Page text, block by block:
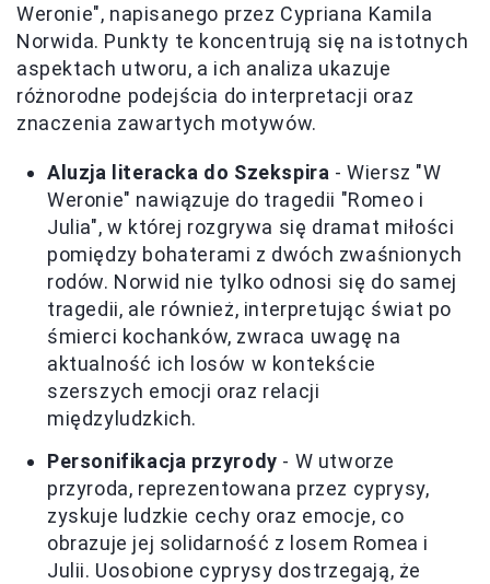
Weronie", napisanego przez Cypriana Kamila
Norwida. Punkty te koncentrują się na istotnych
aspektach utworu, a ich analiza ukazuje
różnorodne podejścia do interpretacji oraz
znaczenia zawartych motywów.
Aluzja literacka do Szekspira - Wiersz "W
Weronie" nawiązuje do tragedii "Romeo i
Julia", w której rozgrywa się dramat miłości
pomiędzy bohaterami z dwóch zwaśnionych
rodów. Norwid nie tylko odnosi się do samej
tragedii, ale również, interpretując świat po
śmierci kochanków, zwraca uwagę na
aktualność ich losów w kontekście
szerszych emocji oraz relacji
międzyludzkich.
Personifikacja przyrody - W utworze
przyroda, reprezentowana przez cyprysy,
zyskuje ludzkie cechy oraz emocje, co
obrazuje jej solidarność z losem Romea i
Julii. Uosobione cyprysy dostrzegają, że